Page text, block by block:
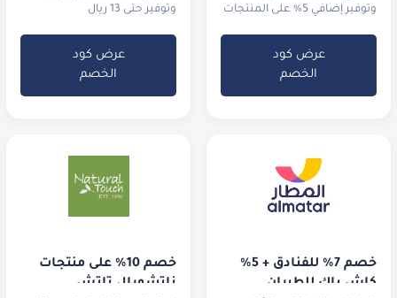
وتوفير إضافي 5% على المنتجات
عرض كود
الخصم
وتوفير حتى 13 ريال
عرض كود
الخصم
خصم 7% للفنادق + 5%
كاش باك للطيران
خصم 10% على منتجات
ناتشورال تاتش